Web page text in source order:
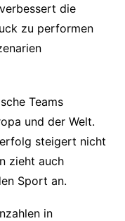
die
zu performen
Teams
und der Welt.
steigert nicht
zieht auch
Sport an.
in